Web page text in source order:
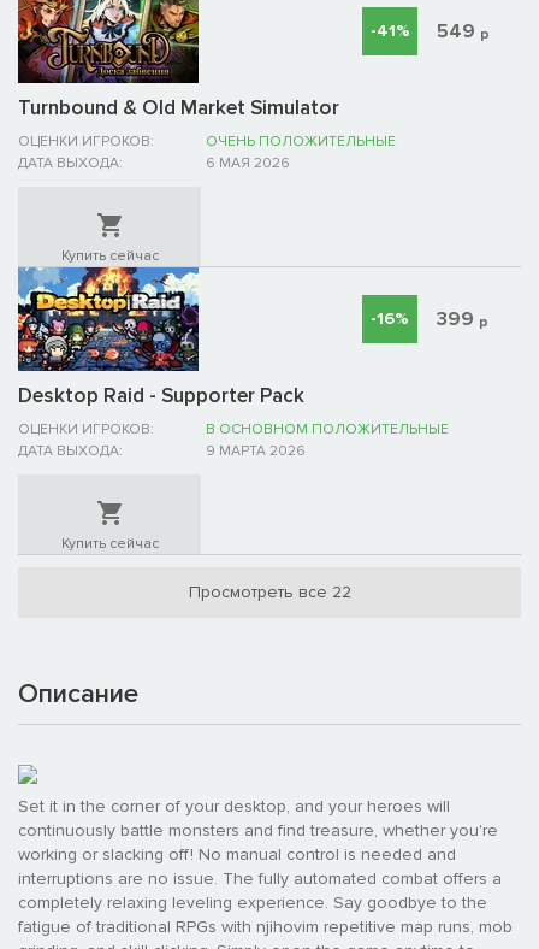
Turnbound & Old Market Simulator
ОЦЕНКИ ИГРОКОВ:
ОЧЕНЬ ПОЛОЖИТЕЛЬНЫЕ
ДАТА ВЫХОДА:
6 МАЯ 2026
-41% 549 р
Купить сейчас
Desktop Raid - Supporter Pack
ОЦЕНКИ ИГРОКОВ:
В ОСНОВНОМ ПОЛОЖИТЕЛЬНЫЕ
ДАТА ВЫХОДА:
9 МАРТА 2026
-16% 399 р
Купить сейчас
Просмотреть все 22
Описание
Set it in the corner of your desktop, and your heroes will
continuously battle monsters and find treasure, whether you're
working or slacking off! No manual control is needed and
interruptions are no issue. The fully automated combat offers a
completely relaxing leveling experience. Say goodbye to the
fatigue of traditional RPGs with njihovim repetitive map runs, mob